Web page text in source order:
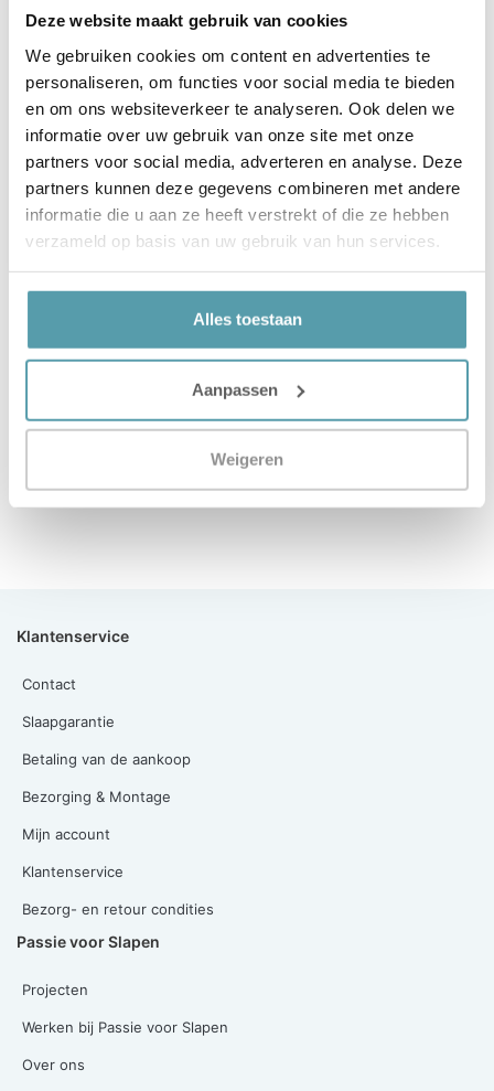
Deze website maakt gebruik van cookies
We gebruiken cookies om content en advertenties te
personaliseren, om functies voor social media te bieden
en om ons websiteverkeer te analyseren. Ook delen we
informatie over uw gebruik van onze site met onze
partners voor social media, adverteren en analyse. Deze
partners kunnen deze gegevens combineren met andere
informatie die u aan ze heeft verstrekt of die ze hebben
verzameld op basis van uw gebruik van hun services.
Alles toestaan
Aanpassen
Weigeren
Verstuur
Vorige Volgende
Klantenservice
Contact
Slaapgarantie
Betaling van de aankoop
Bezorging & Montage
Mijn account
Klantenservice
Bezorg- en retour condities
Passie voor Slapen
Projecten
Werken bij Passie voor Slapen
Over ons